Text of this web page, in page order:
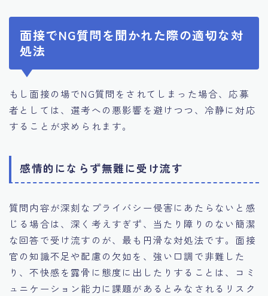
面接でNG質問を聞かれた際の適切な対
処法
もし面接の場でNG質問をされてしまった場合、応募
者としては、選考への悪影響を避けつつ、冷静に対応
することが求められます。
感情的にならず無難に受け流す
質問内容が深刻なプライバシー侵害にあたらないと感
じる場合は、深く考えすぎず、当たり障りのない簡潔
な回答で受け流すのが、最も円滑な対処法です。面接
官の知識不足や配慮の欠如を、強い口調で非難した
り、不快感を露骨に態度に出したりすることは、コミ
ュニケーション能力に課題があるとみなされるリスク